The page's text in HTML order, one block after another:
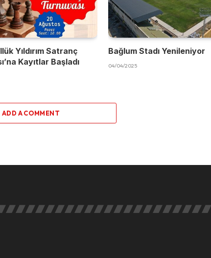
Yıldırım Satranç
Kayıtlar Başladı
Bağlum Stadı Yenileniyor
04/04/2025
ADD A COMMENT